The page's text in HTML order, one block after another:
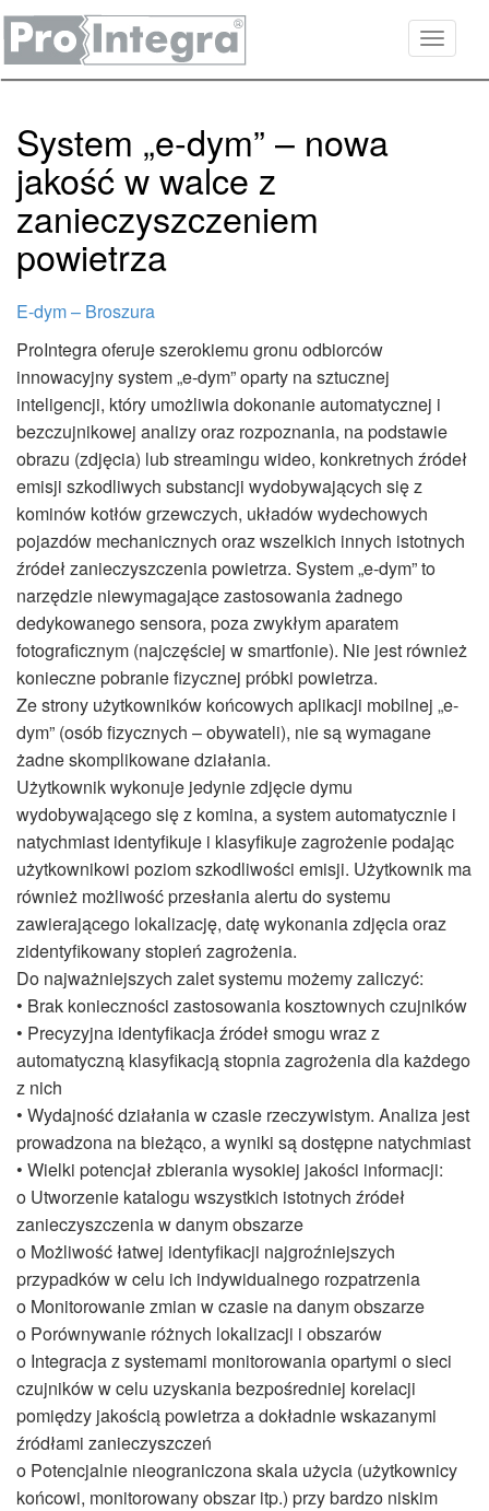
Toggle
System „e-dym” – nowa
jakość w walce z
zanieczyszczeniem
powietrza
E-dym – Broszura
ProIntegra oferuje szerokiemu gronu odbiorców
innowacyjny system „e-dym” oparty na sztucznej
inteligencji, który umożliwia dokonanie automatycznej i
bezczujnikowej analizy oraz rozpoznania, na podstawie
obrazu (zdjęcia) lub streamingu wideo, konkretnych źródeł
emisji szkodliwych substancji wydobywających się z
kominów kotłów grzewczych, układów wydechowych
pojazdów mechanicznych oraz wszelkich innych istotnych
źródeł zanieczyszczenia powietrza. System „e-dym” to
narzędzie niewymagające zastosowania żadnego
dedykowanego sensora, poza zwykłym aparatem
fotograficznym (najczęściej w smartfonie). Nie jest również
konieczne pobranie fizycznej próbki powietrza.
Ze strony użytkowników końcowych aplikacji mobilnej „e-
dym” (osób fizycznych – obywateli), nie są wymagane
żadne skomplikowane działania.
Użytkownik wykonuje jedynie zdjęcie dymu
wydobywającego się z komina, a system automatycznie i
natychmiast identyfikuje i klasyfikuje zagrożenie podając
użytkownikowi poziom szkodliwości emisji. Użytkownik ma
również możliwość przesłania alertu do systemu
zawierającego lokalizację, datę wykonania zdjęcia oraz
zidentyfikowany stopień zagrożenia.
Do najważniejszych zalet systemu możemy zaliczyć:
• Brak konieczności zastosowania kosztownych czujników
• Precyzyjna identyfikacja źródeł smogu wraz z
automatyczną klasyfikacją stopnia zagrożenia dla każdego
z nich
• Wydajność działania w czasie rzeczywistym. Analiza jest
prowadzona na bieżąco, a wyniki są dostępne natychmiast
• Wielki potencjał zbierania wysokiej jakości informacji:
o Utworzenie katalogu wszystkich istotnych źródeł
zanieczyszczenia w danym obszarze
o Możliwość łatwej identyfikacji najgroźniejszych
przypadków w celu ich indywidualnego rozpatrzenia
o Monitorowanie zmian w czasie na danym obszarze
o Porównywanie różnych lokalizacji i obszarów
o Integracja z systemami monitorowania opartymi o sieci
czujników w celu uzyskania bezpośredniej korelacji
pomiędzy jakością powietrza a dokładnie wskazanymi
źródłami zanieczyszczeń
o Potencjalnie nieograniczona skala użycia (użytkownicy
końcowi, monitorowany obszar itp.) przy bardzo niskim